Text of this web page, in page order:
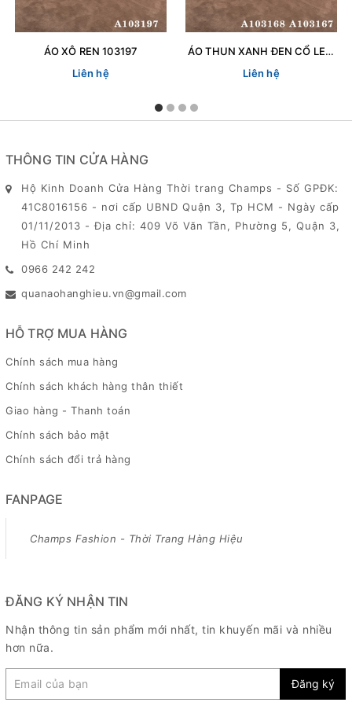
ÁO XÔ REN 103197
Liên hệ
ÁO THUN XANH ĐEN CỔ LEN 103167
Liên hệ
THÔNG TIN CỬA HÀNG
Hộ Kinh Doanh Cửa Hàng Thời trang Champs - Số GPĐK:
41C8016156 - nơi cấp UBND Quận 3, Tp HCM - Ngày cấp
01/11/2013 - Địa chỉ: 409 Võ Văn Tần, Phường 5, Quận 3,
Hồ Chí Minh
0966 242 242
quanaohanghieu.vn@gmail.com
HỖ TRỢ MUA HÀNG
Chính sách mua hàng
Chính sách khách hàng thân thiết
Giao hàng - Thanh toán
Chính sách bảo mật
Chính sách đổi trả hàng
FANPAGE
Champs Fashion - Thời Trang Hàng Hiệu
ĐĂNG KÝ NHẬN TIN
Nhận thông tin sản phẩm mới nhất, tin khuyến mãi và nhiều
hơn nữa.
Đăng ký